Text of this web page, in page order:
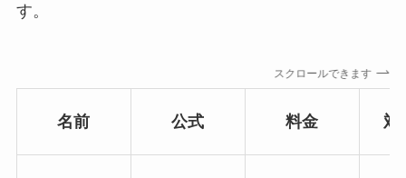
す。
スクロールできます
名前 公式 料金 対